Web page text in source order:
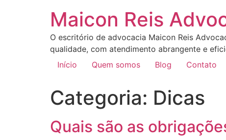
Maicon Reis
O escritório de advocacia Maicon Reis
qualidade, com atendimento abrangente e
Início
Quem somos Blog Contato
Categoria: Dicas
Quais são as